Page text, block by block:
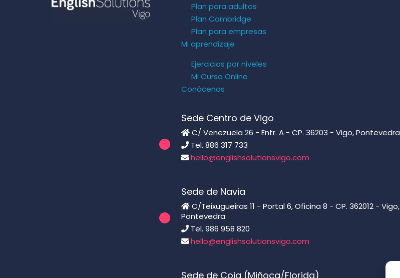
Plan para adultos
Plan Cambridge
Plan para empresas
Mi aprendizaje
Ejercicios por niveles
Mi Curso Online
Conócenos
Sede Centro de Vigo
C/ Venezuela 26 - Entr. A - CP. 36203 - Vigo, Pontevedra
Tel. 886 317 733
hello@englishsolutionsvigo.com
Sede de Navia
C/Teixugueiras 11 - Portal 6, Oficina 8 - CP. 362012 - Vigo,
Pontevedra
Tel. 986 958 820
hello@englishsolutionsvigo.com
Sede de Coia (Miñoca/Florida)